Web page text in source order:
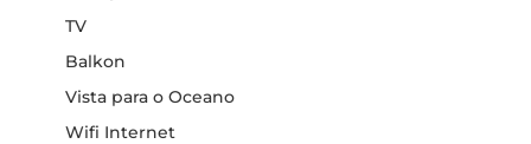
TV
Balkon
Vista para o Oceano
Wifi Internet